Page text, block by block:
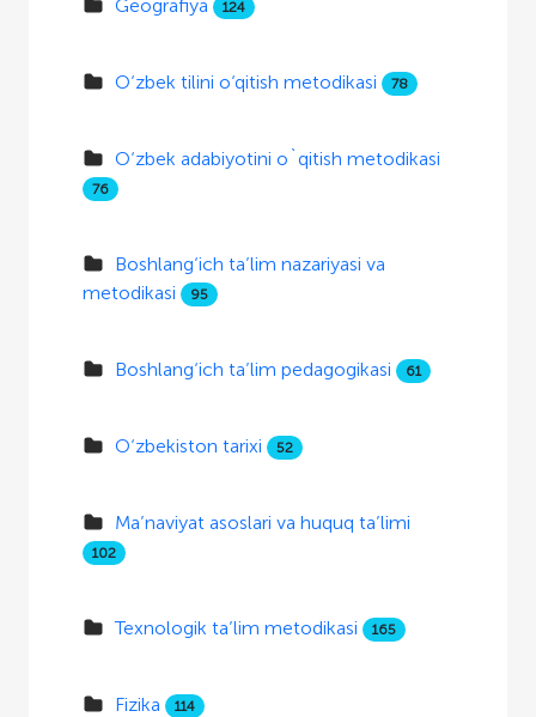
Geografiya 124
O‘zbek tilini o‘qitish metodikasi 78
O‘zbek adabiyotini o`qitish metodikasi
76
Boshlang‘ich ta’lim nazariyasi va
metodikasi
95
Boshlang‘ich ta’lim pedagogikasi 61
O‘zbekiston tarixi 52
Ma’naviyat asoslari va huquq ta’limi
102
Texnologik ta’lim metodikasi 165
Fizika 114